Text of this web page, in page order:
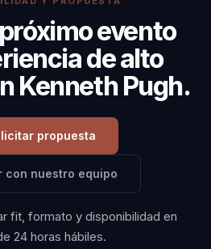
evento
de alto
Kenneth Pugh.
propuesta
con nuestro equipo
fit, formato y disponibilidad en
24 horas hábiles.